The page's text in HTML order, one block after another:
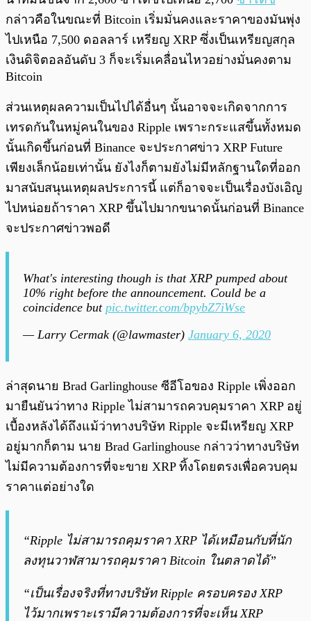
กล่าวคือในขณะที่ Bitcoin เริ่มมั่นคงและราคาของมันพุ่ง
ไปเหนือ 7,500 ดอลลาร์ เหรียญ XRP ซึ่งเป็นเหรียญสกุล
เงินดิจิตอลอันดับ 3 ก็จะเริ่มเคลื่อนไหวอย่างมั่นคงตาม
Bitcoin
ส่วนเหตุผลความเป็นไปได้อื่นๆ นั้นอาจจะเกิดจากการ
เทรดกันในหมู่คนในของ Ripple เพราะกระแสขึ้นทั้งหมด
นั้นเกิดขึ้นก่อนที่ Binance จะประกาศข่าว XRP Future
เพียงเล็กน้อยเท่านั้น ยังไงก็ตามยังไม่มีหลักฐานใดที่ออก
มาสนับสนุนเหตุผลประการนี้ แต่ก็อาจจะเป็นเรื่องบังเอิญ
ไปหน่อยถ้าราคา XRP ขึ้นไปมากขนาดนั้นก่อนที่ Binance
จะประกาศข่าวพอดี
What's interesting though is that XRP pumped about
10% right before the announcement. Could be a
coincidence but pic.twitter.com/bpybZ7iWse
— Larry Cermak (@lawmaster) January 6, 2020
ล่าสุดนาย Brad Garlinghouse ซีอีโอของ Ripple เพิ่งออก
มายืนยันว่าทาง Ripple ไม่สามารถควบคุมราคา XRP อยู่
เบื้องหลังได้ถึงแม้ว่าทางบริษัท Ripple จะมีเหรียญ XRP
อยู่มากก็ตาม นาย Brad Garlinghouse กล่าวว่าทางบริษัท
ไม่มีความต้องการที่จะขาย XRP ทิ้งโดยตรงเพื่อควบคุม
ราคาแต่อย่างใด
“Ripple ไม่สามารถคุมราคา XRP ได้เหมือนกับที่นัก
ลงทุนวาฬสามารถคุมราคา Bitcoin ในตลาดได้”
“เป็นเรื่องจริงที่ทางบริษัท Ripple ครอบครอง XRP
ไว้มากเพราะเรามีความต้องการที่จะเห็น XRP